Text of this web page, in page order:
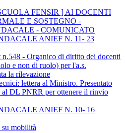
FENSIR ] AI DOCENTI
E SOSTEGNO -
- COMUNICATO
ANIEF N. 11- 23
- Organico di diritto dei docenti
e non di ruolo) per l'a.s.
la rilevazione
lettera al Ministro. Presentato
al DL PNRR per ottenere il rinvio
ANIEF N. 10- 16
mobilità